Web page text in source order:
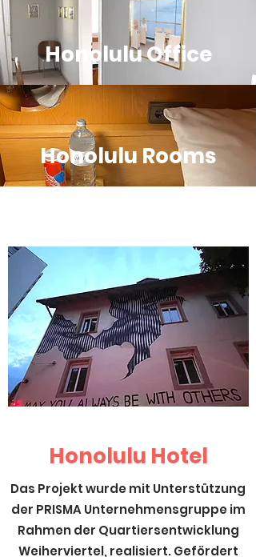
Honolulu Office
Honolulu Rooms
Honolulu Hotel
Das Projekt wurde mit Unterstützung
der PRISMA Unternehmensgruppe im
Rahmen der Quartiersentwicklung
Weiherviertel, realisiert. Gefördert